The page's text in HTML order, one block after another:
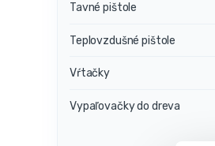
Tavné pištole
Teplovzdušné pištole
Vŕtačky
Vypaľovačky do dreva